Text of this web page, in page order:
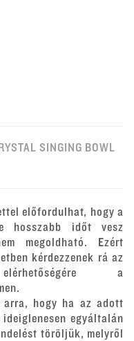
SINGING BOWL
előfordulhat, hogy a
hosszabb időt vesz
megoldható. Ezért
kérdezzenek rá az
a
arra, hogy ha az adott
egyáltalán
töröljük, melyről